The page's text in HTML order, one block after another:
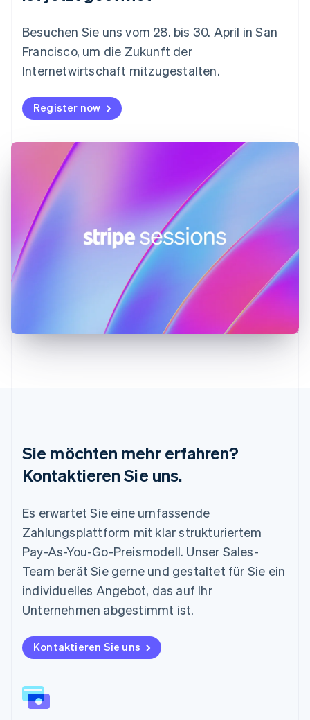
Besuchen Sie uns vom 28. bis 30. April in San
Francisco, um die Zukunft der
Internetwirtschaft mitzugestalten.
Register now
Sie möchten mehr erfahren?
Kontaktieren Sie uns.
Es erwartet Sie eine umfassende
Zahlungsplattform mit klar strukturiertem
Pay-As-You-Go-Preismodell. Unser Sales-
Team berät Sie gerne und gestaltet für Sie ein
individuelles Angebot, das auf Ihr
Unternehmen abgestimmt ist.
Kontaktieren Sie uns
English Svenska
Frankreich
FrançaisEnglish
Gibraltar
Griechenland
English
English
Irland
English
Italien
Italiano
Japan
Liechtenstein
DeutschEnglish
English
Mexiko
EspañolEnglish
English
NederlandsEnglish
Norwegen
English
Österreich
Deutsch English
Polen
Portugal
PortuguêsEnglish
Rumänien
Schweden
Svenska